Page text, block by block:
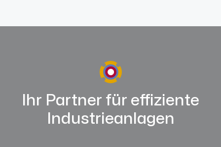
Ihr Partner für effiziente
Industrieanlagen